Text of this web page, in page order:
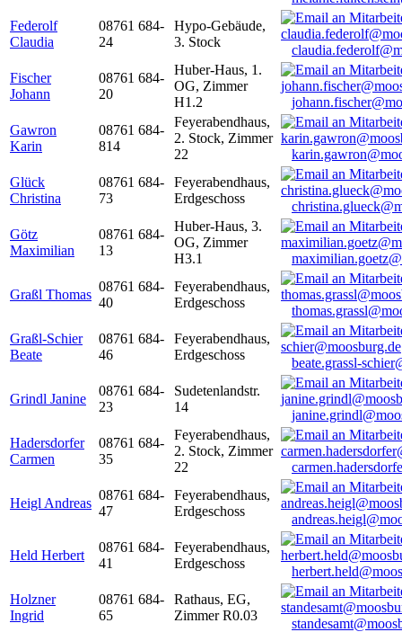
Federolf
Claudia
08761 684-
24
Hypo-Gebäude,
3. Stock
Fischer
Johann
08761 684-
20
Huber-Haus, 1.
OG, Zimmer
H1.2
Gawron
Karin
08761 684-
814
Feyerabendhaus,
2. Stock, Zimmer
22
Glück
Christina
08761 684-
73
Feyerabendhaus,
Erdgeschoss
Götz
Maximilian
08761 684-
13
Huber-Haus, 3.
OG, Zimmer
H3.1
Graßl Thomas
08761 684-
40
Feyerabendhaus,
Erdgeschoss
Graßl-Schier
Beate
08761 684-
46
Feyerabendhaus,
Erdgeschoss
beate.grassl-
Grindl Janine
08761 684-
23
Sudetenlandstr.
14
Hadersdorfer
Carmen
08761 684-
35
Feyerabendhaus,
2. Stock, Zimmer
22
Heigl Andreas
08761 684-
47
Feyerabendhaus,
Erdgeschoss
Held Herbert
08761 684-
41
Feyerabendhaus,
Erdgeschoss
Holzner
Ingrid
08761 684-
65
Rathaus, EG,
Zimmer R0.03